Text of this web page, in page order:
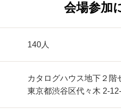
会場参加
140人
カタログハウス地下２階
東京都渋谷区代々木 2-